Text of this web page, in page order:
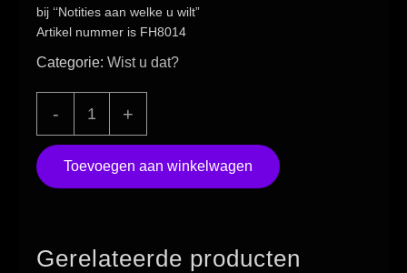
bij ‘‘Notities aan welke u wilt”
Artikel nummer is FH8014
Categorie: Wist u dat?
-
Eikenhouten
aantal
+
Toevoegen aan winkelwagen
Gerelateerde producten